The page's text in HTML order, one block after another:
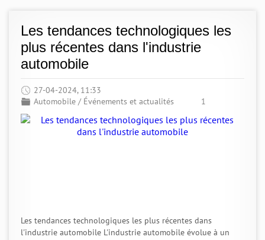
Les tendances technologiques les
plus récentes dans l'industrie
automobile
27-04-2024, 11:33
Automobile / Événements et actualités 1
Les tendances technologiques les plus récentes dans
l'industrie automobile L'industrie automobile évolue à un